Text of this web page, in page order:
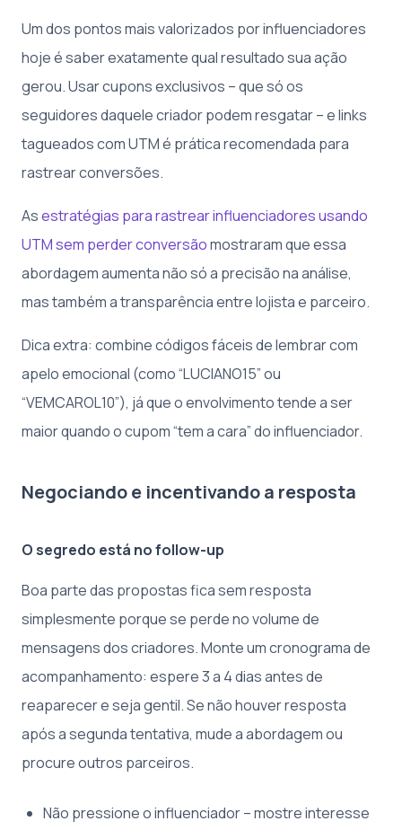
Um dos pontos mais valorizados por influenciadores
hoje é saber exatamente qual resultado sua ação
gerou. Usar cupons exclusivos – que só os
seguidores daquele criador podem resgatar – e links
tagueados com UTM é prática recomendada para
rastrear conversões.
Asestratégias para rastrear influenciadores usando
UTM sem perder conversãomostraram que essa
abordagem aumenta não só a precisão na análise,
mas também a transparência entre lojista e parceiro.
Dica extra: combine códigos fáceis de lembrar com
apelo emocional (como “LUCIANO15” ou
“VEMCAROL10”), já que o envolvimento tende a ser
maior quando o cupom “tem a cara” do influenciador.
Negociando e incentivando a resposta
O segredo está no follow-up
Boa parte das propostas fica sem resposta
simplesmente porque se perde no volume de
mensagens dos criadores. Monte um cronograma de
acompanhamento: espere 3 a 4 dias antes de
reaparecer e seja gentil. Se não houver resposta
após a segunda tentativa, mude a abordagem ou
procure outros parceiros.
Não pressione o influenciador – mostre interesse